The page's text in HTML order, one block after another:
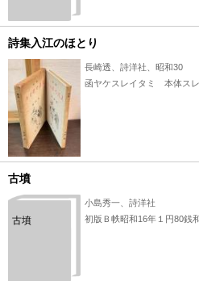
詩集入江のほとり
長崎透、詩洋社、昭和30
函ヤケスレイタミ 本体ス
古墳
古墳
小島秀一、詩洋社
初版Ｂ帙昭和16年１円80銭